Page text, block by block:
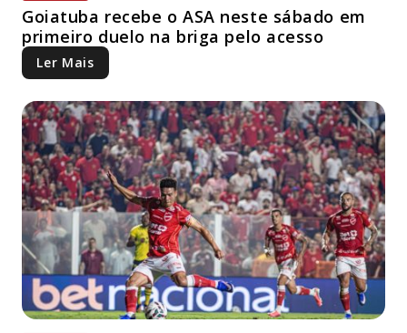
Goiatuba recebe o ASA neste sábado em
primeiro duelo na briga pelo acesso
Ler Mais